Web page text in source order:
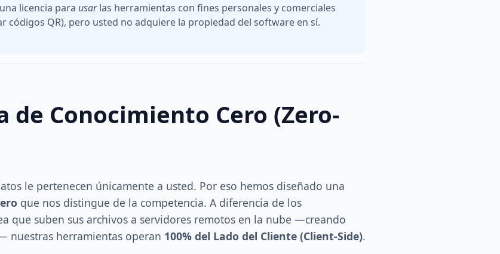
licencia para usarlas herramientas con fines personales y comerciales
códigos QR), pero usted no adquiere la propiedad del software en sí.
de Conocimiento Cero (Zero-
le pertenecen únicamente a usted. Por eso hemos diseñado una
que nos distingue de la competencia. A diferencia de los
que suben sus archivos a servidores remotos en la nube —creando
nuestras herramientas operan 100% del Lado del Cliente (Client-Side).